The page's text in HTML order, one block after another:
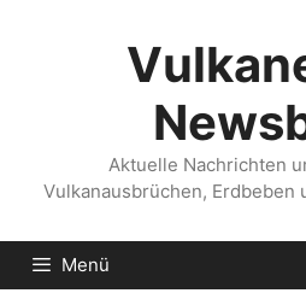
Aktuelle Nachrichten
Vulkanausbrüchen, Erdbeben
Menü